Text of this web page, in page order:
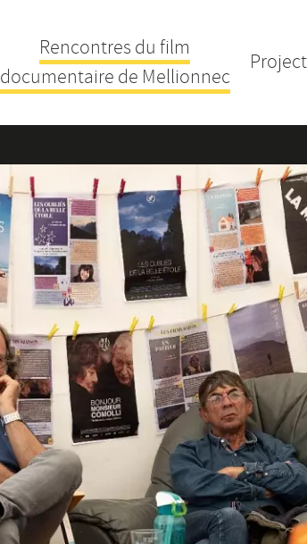
Rencontres du film
documentaire de Mellionnec